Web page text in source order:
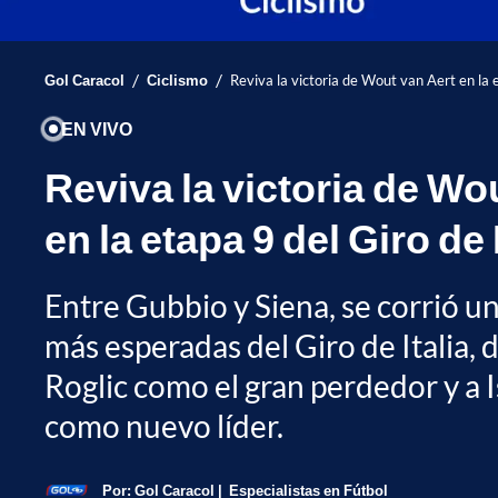
Gol Caracol / Ciclismo / Reviva la victoria de Wout van Aert en
EN VIVO
Reviva la victoria de
en la etapa 9 del Giro de
Entre Gubbio y Siena, se corrió
más esperadas del Giro de Italia,
Roglic como el gran perdedor y a
como nuevo líder.
Por: Gol Caracol Especialistas en Fútbol